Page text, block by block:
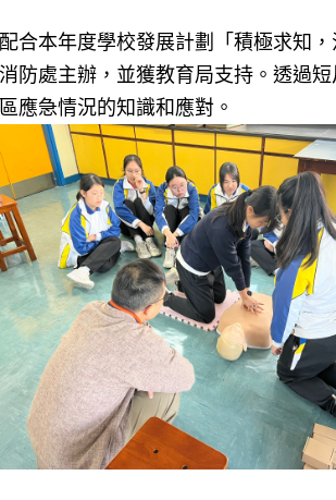
合本年度學校發展計劃「積極求知
防處主辦，並獲教育局支持。透過
應急情況的知識和應對。